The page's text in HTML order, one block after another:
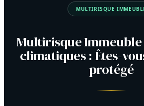
MULTIRISQUE
Multirisque
climatiques : Êtes-
protégé